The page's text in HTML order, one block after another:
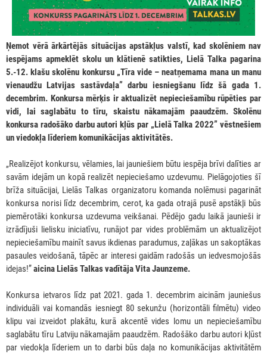
Ņemot vērā ārkārtējās situācijas apstākļus valstī, kad skolēniem nav
iespējams apmeklēt skolu un klātienē satikties, Lielā Talka pagarina
5.-12. klašu skolēnu konkursu „Tīra vide – neatņemama mana un manu
vienaudžu Latvijas sastāvdaļa” darbu iesniegšanu līdz šā gada 1.
decembrim. Konkursa mērķis ir aktualizēt nepieciešamību rūpēties par
vidi, lai saglabātu to tīru, skaistu nākamajām paaudzēm. Skolēnu
konkursa radošāko darbu autori kļūs par „Lielā Talka 2022” vēstnešiem
un viedokļa līderiem komunikācijas aktivitātēs.
„Realizējot konkursu, vēlamies, lai jauniešiem būtu iespēja brīvi dalīties ar
savām idejām un kopā realizēt nepieciešamo uzdevumu. Pielāgojoties šī
brīža situācijai, Lielās Talkas organizatoru komanda nolēmusi pagarināt
konkursa norisi līdz decembrim, cerot, ka gada otrajā pusē apstākļi būs
piemērotāki konkursa uzdevuma veikšanai. Pēdējo gadu laikā jaunieši ir
izrādījuši lielisku iniciatīvu, runājot par vides problēmām un aktualizējot
nepieciešamību mainīt savus ikdienas paradumus, zaļākas un sakoptākas
pasaules veidošanā, tāpēc ar interesi gaidām radošās un iedvesmojošās
idejas!”aicina Lielās Talkas vadītāja Vita Jaunzeme.
Konkursa ietvaros līdz pat 2021. gada 1. decembrim aicinām jauniešus
individuāli vai komandās iesniegt 80 sekunžu (horizontāli filmētu) video
klipu vai izveidot plakātu, kurā akcentē vides lomu un nepieciešamību
saglabātu tīru Latviju nākamajām paaudzēm. Radošāko darbu autori kļūst
par viedokļa līderiem un to darbi būs daļa no komunikācijas aktivitātēm